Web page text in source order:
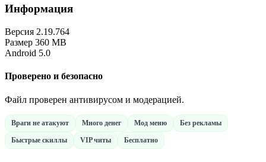
Информация
Версия 2.19.764
Размер 360 MB
Android 5.0
Проверено и безопасно
Файл проверен антивирусом и модерацией.
Враги не атакуют Много денег Мод меню Без рекламы
Быстрые скиллы VIP читы Бесплатно